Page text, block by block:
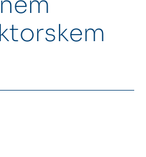
Intranet